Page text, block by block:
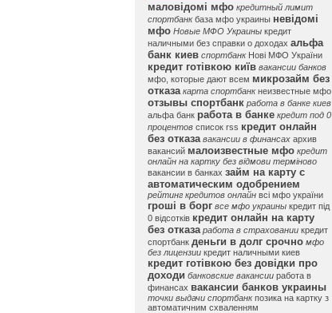
маловідомі мфо кредитный лимит
спортбанк база мфо украины невідомі
мфо Новые МФО Украины кредит
наличными без справки о доходах альфа
банк киев спортбанк Нові МФО України
кредит готівкою київ вакансии банков
мфо, которые дают всем микрозайм без
отказа карта спортбанк неизвестные мфо
отзывы спортбанк работа в банке киев
альфа банк работа в банке кредит под 0
процентов список rss кредит онлайн
без отказа вакансии в финансах архив
вакансий малоизвестные мфо кредит
онлайн на картку без відмови терміново
вакансии в банках займ на карту с
автоматическим одобрением
рейтинг кредитов онлайн всі мфо україни
гроші в борг все мфо украины кредит під
0 відсотків кредит онлайн на карту
без отказа работа в страховании кредит
спортбанк деньги в долг срочно мфо
без лицензии кредит наличными киев
кредит готівкою без довідки про
доходи банковские вакансии работа в
финансах вакансии банков украины
точки выдачи спортбанк позика на картку з
автоматичним схваленням